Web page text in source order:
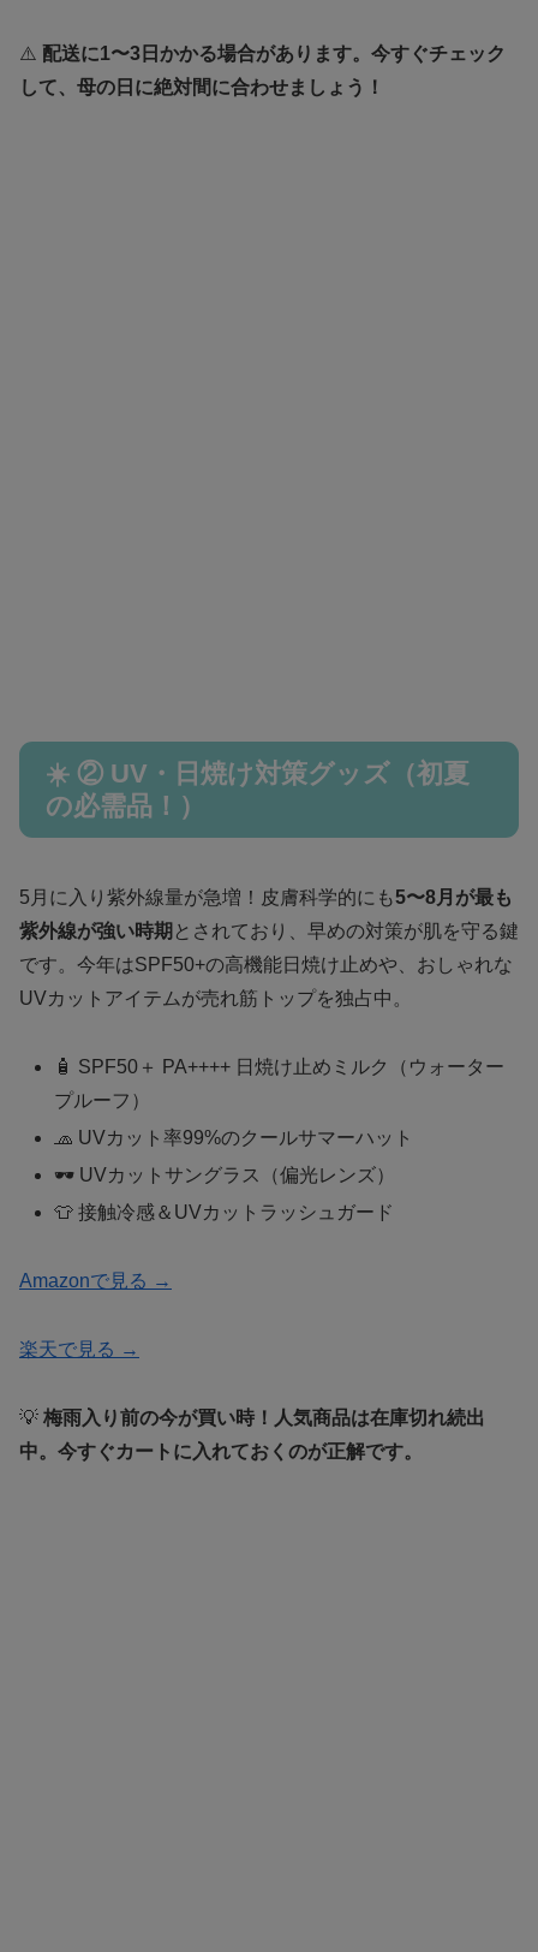
⚠️ 配送に1〜3日かかる場合があります。今すぐチェック
して、母の日に絶対間に合わせましょう！
☀️ ② UV・日焼け対策グッズ（初夏
の必需品！）
5月に入り紫外線量が急増！皮膚科学的にも5〜8月が最も
紫外線が強い時期 とされており、早めの対策が肌を守る鍵
です。今年はSPF50+の高機能日焼け止めや、おしゃれな
UVカットアイテムが売れ筋トップを独占中。
🧴 SPF50＋ PA++++ 日焼け止めミルク（ウォーター
プルーフ）
🧢 UVカット率99%のクールサマーハット
🕶️ UVカットサングラス（偏光レンズ）
👕 接触冷感＆UVカットラッシュガード
Amazonで見る →
楽天で見る →
💡 梅雨入り前の今が買い時！人気商品は在庫切れ続出
中。今すぐカートに入れておくのが正解です。